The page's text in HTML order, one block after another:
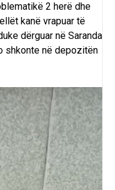
2 herë dhe
kanë vrapuar të
dërguar në Saranda
shkonte në depozitën